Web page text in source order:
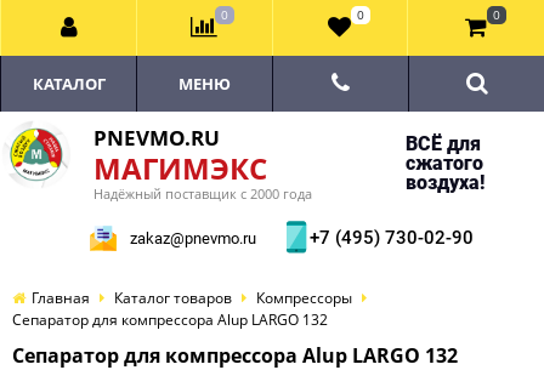
PNEVMO.RU
МАГИМЭКС
Надёжный поставщик с 2000 года
ВСЁ для
сжатого
воздуха!
zakaz@pnevmo.ru +7 (495) 730-02-90
КАТАЛОГ МЕНЮ
Главная Каталог товаров
Компрессоры
Сепаратор для компрессора Alup LARGO 132
Сепаратор для компрессора Alup LARGO 132
0 0 0